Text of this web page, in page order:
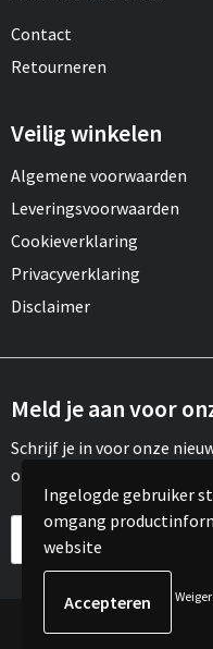
Contact
Retourneren
Veilig winkelen
Algemene voorwaarden
Leveringsvoorwaarden
Cookieverklaring
Privacyverklaring
Disclaimer
Meld je aan voor
Schrijf je in voor onze
onze leuke aanbiedingen of
©
Ingelogde gebruiker
omgang
website